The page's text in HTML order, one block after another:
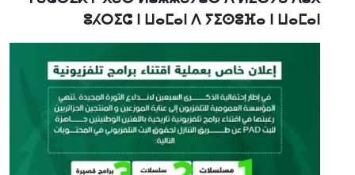
ⵓⵃⵔⵉⵛ ⵏ ⵡⴰⵎⴰⵏ ⴷ ⵢⵉⵙⵓⴼⴰ ⵏ ⵡⴰⵎⴰⵏ